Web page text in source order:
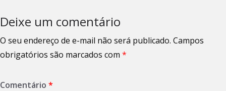
Deixe um comentário
O seu endereço de e-mail não será publicado. Campos
obrigatórios são marcados com *
Comentário *